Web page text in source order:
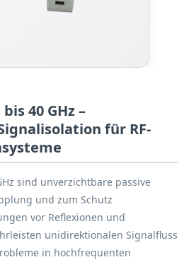
40 GHz –
für RF-
sind unverzichtbare passive
und zum Schutz
vor Reflexionen und
unidirektionalen Signalfluss
in hochfrequenten